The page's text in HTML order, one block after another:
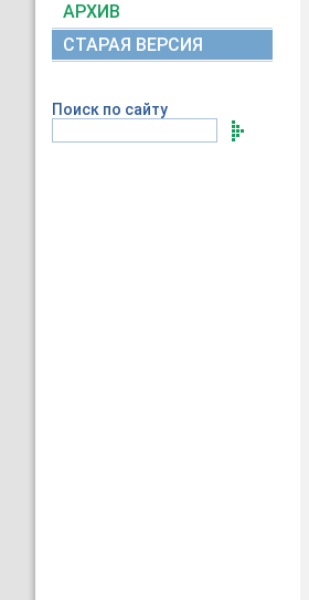
АРХИВ
СТАРАЯ ВЕРСИЯ
Поиск по сайту